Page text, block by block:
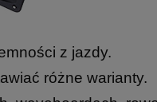
z jazdy.
różne warianty.